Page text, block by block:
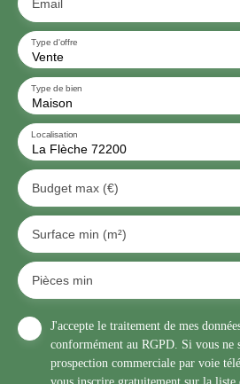
Email
Vente
Type d'offre
Maison
Type de bien
La Flèche 72200
Localisation
Budget max (€)
Surface min (m²)
Pièces min
J'accepte le traitement de mes
conformément au RGPD. Si vous ne
prospection commerciale par voie
vous inscrire gratuitement sur la liste